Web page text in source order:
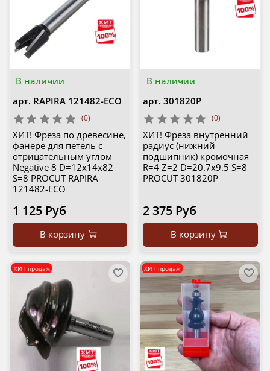
В наличии
арт. RAPIRA 121482-ECO
(0)
ХИТ! Фреза по древесине,
фанере для петель с
отрицательным углом
Negative 8 D=12x14x82
S=8 PROCUT RAPIRA
121482-ECO
1 125 Руб
В корзину
В наличии
арт. 301820P
(0)
ХИТ! Фреза внутренний
радиус (нижний
подшипник) кромочная
R=4 Z=2 D=20.7x9.5 S=8
PROCUT 301820P
2 375 Руб
В корзину
ХИТ продаж ХИТ продаж